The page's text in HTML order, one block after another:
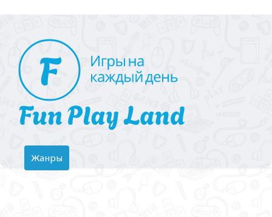
Toggle
navigation
Жанры